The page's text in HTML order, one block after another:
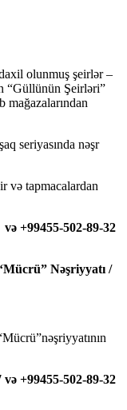
olunmuş şeirlər –
“Güllünün Şeirləri”
seriyasında nəşr
və tapmacalardan
+99455-502-89-32
Nəşriyyatı /
+99455-502-89-32